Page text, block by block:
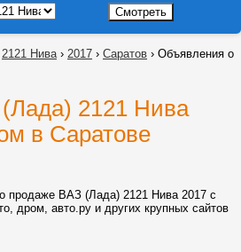
2121 Нива› 2017 › Саратов › Объявления о
2121 Нива
в Саратове
продаже ВАЗ (Лада) 2121 Нива 2017 с
дром, авто.ру и других крупных сайтов